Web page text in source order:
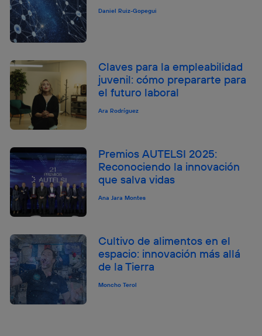
Daniel Ruiz-Gopegui
Claves para la empleabilidad
juvenil: cómo prepararte para
el futuro laboral
Ara Rodríguez
Premios AUTELSI 2025:
Reconociendo la innovación
que salva vidas
Ana Jara Montes
Cultivo de alimentos en el
espacio: innovación más allá
de la Tierra
Moncho Terol